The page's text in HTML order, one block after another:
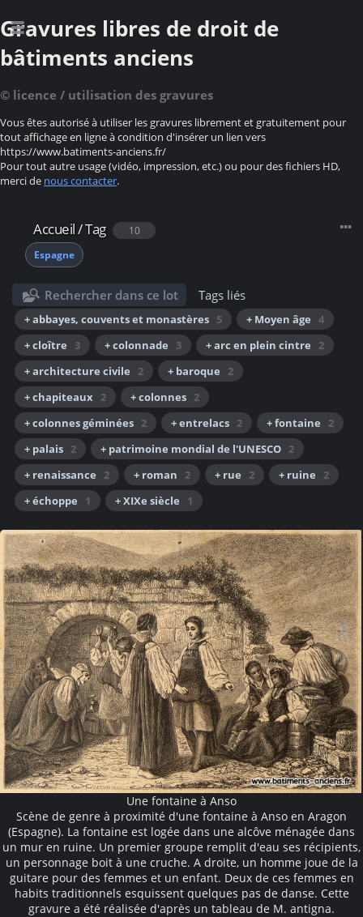
Gravures libres de droit de
bâtiments anciens
© licence / utilisation des gravures
Vous êtes autorisé à utiliser les gravures librement et gratuitement pour
tout affichage en ligne à condition d'insérer un lien vers
https://www.batiments-anciens.fr/
Pour tout autre usage (vidéo, impression, etc.) ou pour des fichiers HD,
merci de nous contacter.
Accueil/Tag
10
Espagne
Rechercher dans ce lot Tags liés
+ abbayes, couvents et monastères 5 + Moyen âge 4
+ cloître
3 + colonnade 3 + arc en plein cintre
2
+ architecture civile
2 + baroque
2
+ chapiteaux 2 + colonnes 2
+ colonnes géminées 2 + entrelacs 2 + fontaine
2
+ palais 2 + patrimoine mondial de l'UNESCO 2
+ renaissance
2 + roman 2 + rue 2 + ruine
2
+ échoppe
1 + XIXe siècle 1
Une fontaine à Anso
Scène de genre à proximité d'une fontaine à Anso en Aragon
(Espagne). La fontaine est logée dans une alcôve ménagée dans
un mur en ruine. Un premier groupe remplit d'eau ses récipients,
un personnage boit à une cruche. A droite, un homme joue de la
guitare pour des femmes et un enfant. Deux de ces femmes en
habits traditionnels esquissent quelques pas de danse. Cette
gravure a été réalisée d'après un tableau de M. antigna.